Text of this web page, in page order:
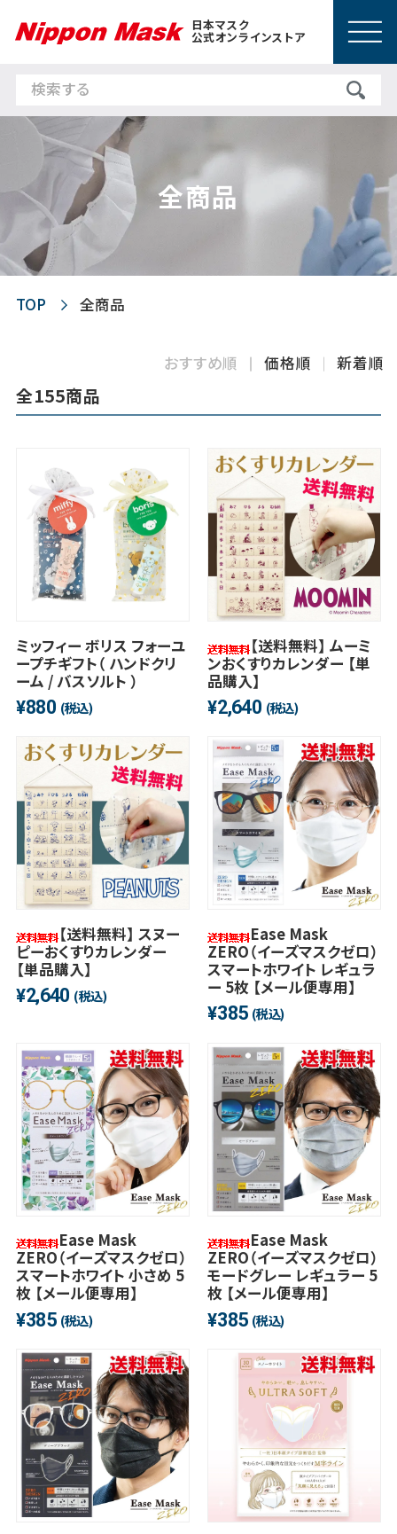
日本マスク
公式オンラインストア
全商品
TOP 全商品
全155商品
ミッフィー ボリス フォーユ
ープチギフト（ ハンドクリ
ーム / バスソルト ）
¥880 (税込)
【送料無料】 ムーミ
ンおくすりカレンダー 【単
品購入】
¥2,640 (税込)
【送料無料】 スヌー
ピーおくすりカレンダー
【単品購入】
¥2,640 (税込)
Ease Mask
ZERO（イーズマスクゼロ）
スマートホワイト レギュラ
ー 5枚 【メール便専用】
¥385 (税込)
Ease Mask
ZERO（イーズマスクゼロ）
スマートホワイト 小さめ 5
枚 【メール便専用】
¥385 (税込)
Ease Mask
ZERO（イーズマスクゼロ）
モードグレー レギュラー 5
枚 【メール便専用】
¥385 (税込)
おすすめ順 価格順 新着順